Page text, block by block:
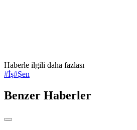
Haberle ilgili daha fazlası
#İş#Şen
Benzer Haberler